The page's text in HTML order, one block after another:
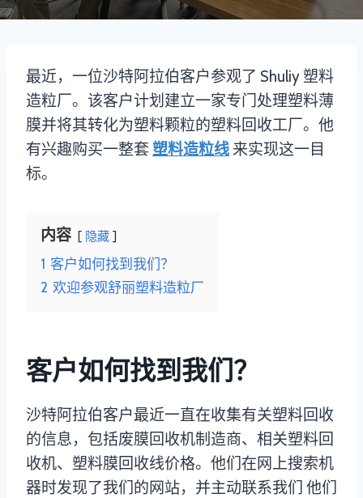
最近，一位沙特阿拉伯客户参观了 Shuliy 塑料
造粒厂。该客户计划建立一家专门处理塑料薄
膜并将其转化为塑料颗粒的塑料回收工厂。他
有兴趣购买一整套 塑料造粒线来实现这一目
标。
内容 隐藏
1 客户如何找到我们？
2 欢迎参观舒丽塑料造粒厂
客户如何找到我们？
沙特阿拉伯客户最近一直在收集有关塑料回收
的信息，包括废膜回收机制造商、相关塑料回
收机、塑料膜回收线价格。他们在网上搜索机
器时发现了我们的网站，并主动联系我们 他们